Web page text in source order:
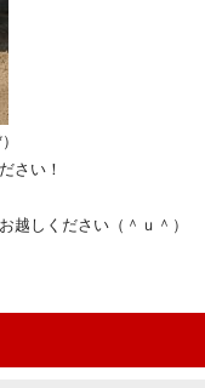
さい！
越しください（＾ｕ＾）